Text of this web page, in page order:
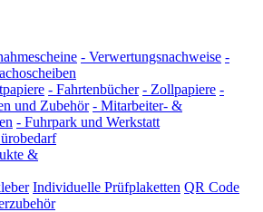
- Verwertungsnachweise -
- Fahrtenbücher - Zollpapiere -
und Zubehör - Mitarbeiter- &
- Fuhrpark und Werkstatt
&
Individuelle Prüfplaketten QR Code